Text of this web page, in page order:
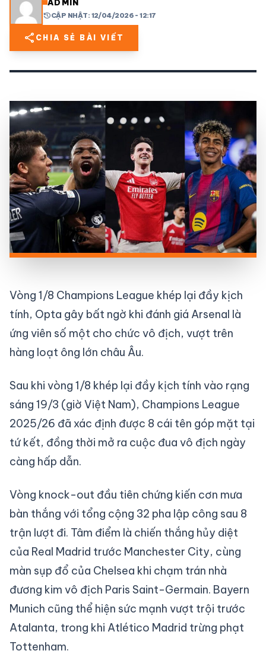
share mail
ADMIN
historyCẬP NHẬT: 12/04/2026 - 12:17
share CHIA SẺ BÀI VIẾT
Vòng 1/8 Champions League khép lại đầy kịch
tính, Opta gây bất ngờ khi đánh giá Arsenal là
ứng viên số một cho chức vô địch, vượt trên
hàng loạt ông lớn châu Âu.
Sau khi vòng 1/8 khép lại đầy kịch tính vào rạng
sáng 19/3 (giờ Việt Nam), Champions League
2025/26 đã xác định được 8 cái tên góp mặt tại
tứ kết, đồng thời mở ra cuộc đua vô địch ngày
càng hấp dẫn.
Vòng knock-out đầu tiên chứng kiến cơn mưa
bàn thắng với tổng cộng 32 pha lập công sau 8
trận lượt đi. Tâm điểm là chiến thắng hủy diệt
của Real Madrid trước Manchester City, cùng
màn sụp đổ của Chelsea khi chạm trán nhà
đương kim vô địch Paris Saint-Germain. Bayern
Munich cũng thể hiện sức mạnh vượt trội trước
Atalanta, trong khi Atlético Madrid trừng phạt
Tottenham.